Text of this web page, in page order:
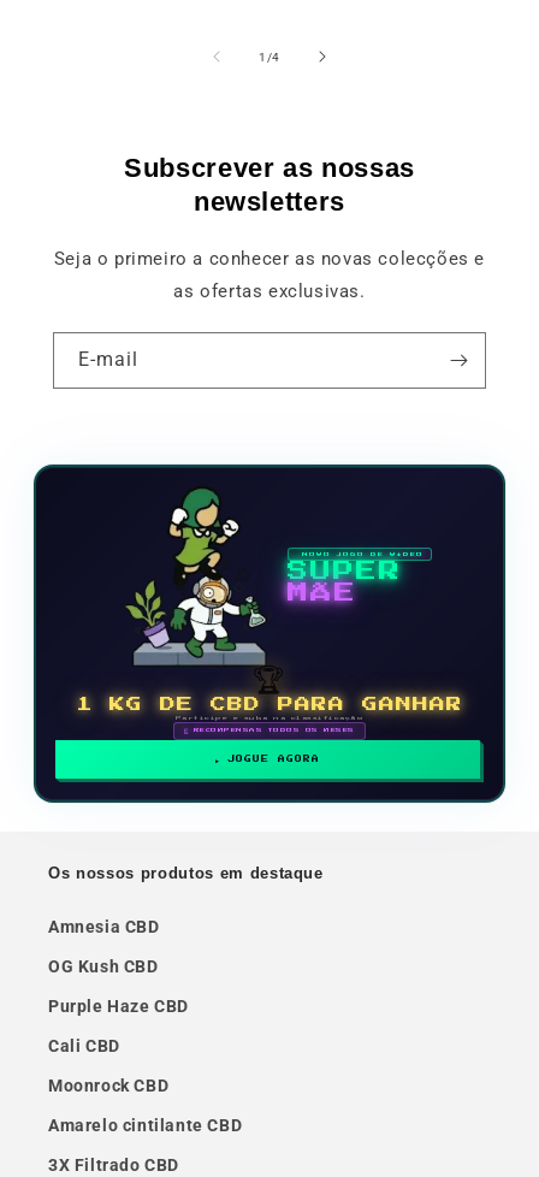
1 /de
4
Subscrever as nossas
newsletters
Seja o primeiro a conhecer as novas colecções e
as ofertas exclusivas.
E-mail
NOVO JOGO DE VÍDEO
SUPER
MÃE
🏆
1 KG DE CBD PARA GANHAR
Participe e suba na classificação
🗓 RECOMPENSAS TODOS OS MESES
JOGUE AGORA
Os nossos produtos em destaque
Amnesia CBD
OG Kush CBD
Purple Haze CBD
Cali CBD
Moonrock CBD
Amarelo cintilante CBD
3X Filtrado CBD